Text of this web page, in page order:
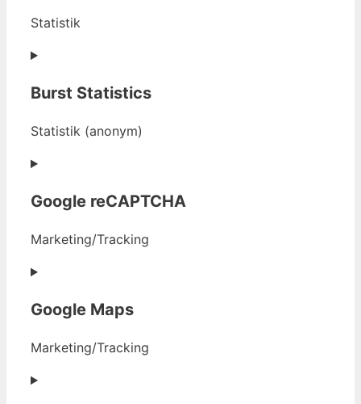
(resumable-
transfer)
Statistik
Consent
service
Burst Statistics
Statistik (anonym)
Consent
service
statistics
Google reCAPTCHA
Marketing/Tracking
Consent
service
recaptcha
Google Maps
Marketing/Tracking
Consent